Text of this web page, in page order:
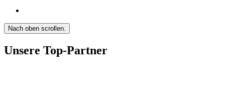
Nach oben scrollen.
Unsere Top-Partner